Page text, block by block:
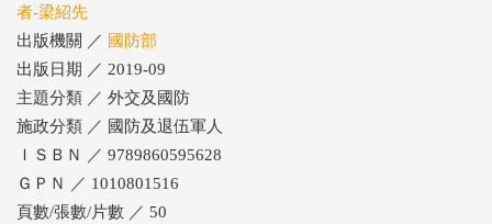
者-梁紹先
出版機關 ／ 國防部
出版日期 ／ 2019-09
主題分類 ／ 外交及國防
施政分類 ／ 國防及退伍軍人
ＩＳＢＮ ／ 9789860595628
ＧＰＮ ／ 1010801516
頁數/張數/片數 ／ 50